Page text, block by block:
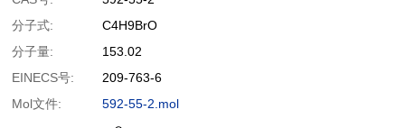
分子式:
C4H9BrO
分子量:
153.02
EINECS号:
209-763-6
Mol文件:
592-55-2.mol